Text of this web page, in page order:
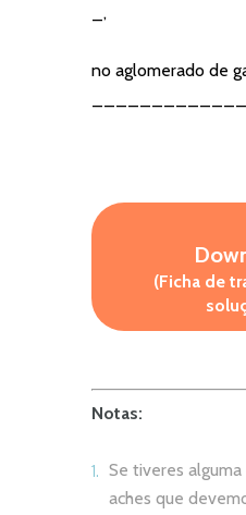
_,
no aglomerado de
(Ficha de
Notas:
Se tiveres
aches que